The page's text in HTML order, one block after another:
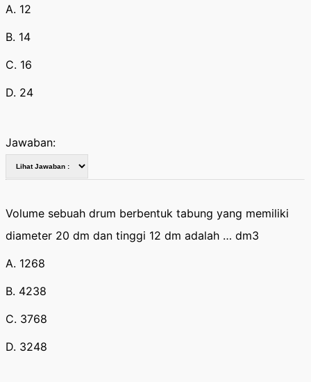
A. 12
B. 14
C. 16
D. 24
Jawaban:
Volume sebuah drum berbentuk tabung yang memiliki
diameter 20 dm dan tinggi 12 dm adalah … dm3
A. 1268
B. 4238
C. 3768
D. 3248